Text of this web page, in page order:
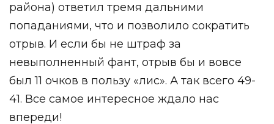
района) ответил тремя дальними
попаданиями, что и позволило сократить
отрыв. И если бы не штраф за
невыполненный фант, отрыв бы и вовсе
был 11 очков в пользу «лис». А так всего 49-
41. Все самое интересное ждало нас
впереди!